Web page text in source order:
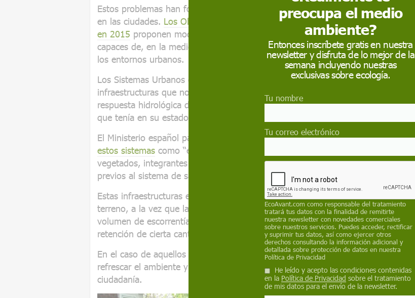
Estos problemas han forzado un cambio de paradigma en la gestión del agua
en las ciudades. Los Objetivos de Desarrollo Sostenible propuestos por la ONU
en 2015 proponen modelos de ciudades sostenibles y resilientes que sean
capaces de, en la medida de lo posible, restaurar el ciclo natural del agua en
los entornos urbanos.
Los Sistemas Urbanos de Drenaje Sostenible (SUDS) son las nuevas
infraestructuras que nos permiten abordar estos problemas. Permiten que la
respuesta hidrológica de un zona urbanizada sea lo más parecida posible a la
que tenía en su estado natural.
El Ministerio español para la Transición Ecológica y el Reto Demográficodefine
estos sistemas como “elementos superficiales, permeables, preferiblemente
vegetados, integrantes de la estructura urbana-hidrológica-paisajística y
previos al sistema de saneamiento”.
Estas infraestructuras están destinadas a infiltrar el agua de lluvia en el
terreno, a la vez que la retienen y la transportan, de modo que disminuyan el
volumen de escorrentía superficial y restauren la calidad del agua mediante la
retención de cierta cantidad de contaminantes.
En el caso de aquellos que almacenan agua en superficie, pueden también
refrescar el ambiente y generar nuevos espacios verdes para el disfrute de la
ciudadanía.
preocupa el medio
ambiente?
Entonces inscríbete gratis en nuestra
newsletter y disfruta de lo mejor de la
semana incluyendo nuestras
exclusivas sobre ecología.
Tu nombre
Tu correo electrónico
EcoAvant.com como responsable del tratamiento
tratará tus datos con la finalidad de remitirte
nuestra newsletter con novedades comerciales
sobre nuestros servicios. Puedes acceder, rectificar
y suprimir tus datos, así como ejercer otros
derechos consultando la información adicional y
detallada sobre protección de datos en nuestra
Política de Privacidad
He leído y acepto las condiciones contenidas
en la Política de Privacidad sobre el tratamiento
de mis datos para el envío de la newsletter.